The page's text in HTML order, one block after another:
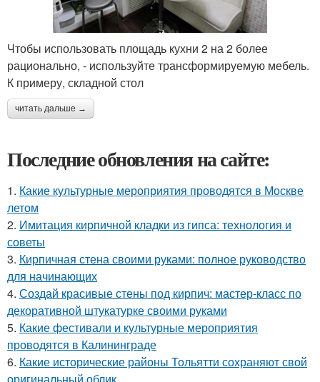
Чтобы использовать площадь кухни 2 на 2 более
рационально, - используйте трансформируемую мебель.
К примеру, складной стол
читать дальше →
Последние обновления на сайте:
1. Какие культурные мероприятия проводятся в Москве
летом
2. Имитация кирпичной кладки из гипса: технология и
советы
3. Кирпичная стена своими руками: полное руководство
для начинающих
4. Создай красивые стены под кирпич: мастер-класс по
декоративной штукатурке своими руками
5. Какие фестивали и культурные мероприятия
проводятся в Калининграде
6. Какие исторические районы Тольятти сохраняют свой